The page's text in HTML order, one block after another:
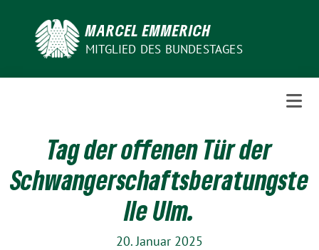
MARCEL EMMERICH
MITGLIED DES BUNDESTAGES
Tag der offenen Tür der
Schwangerschaftsberatungste
lle Ulm.
20. Januar 2025